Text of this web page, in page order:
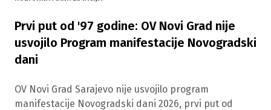
Prvi put od '97 godine: OV Novi Grad nije
usvojilo Program manifestacije Novogradski
dani
OV Novi Grad Sarajevo nije usvojilo program
manifestacije Novogradski dani 2026, prvi put od